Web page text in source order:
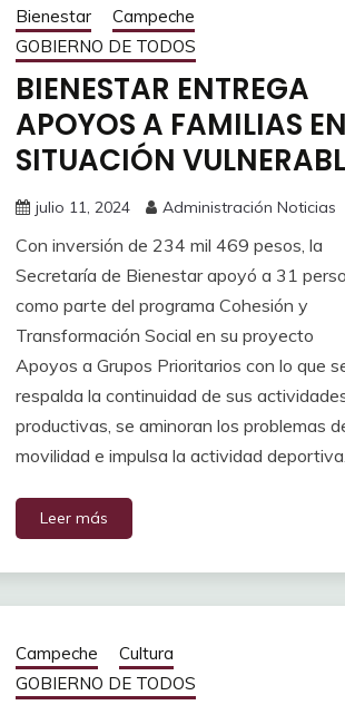
Bienestar
Campeche
GOBIERNO DE TODOS
BIENESTAR ENTREGA
APOYOS A FAMILIAS EN
SITUACIÓN
julio 11, 2024 Administración Noticias
Con inversión de 234 mil 469 pesos, la
Secretaría de Bienestar apoyó a 31
como parte del programa Cohesión y
Transformación Social en su proyecto
Apoyos a Grupos Prioritarios con lo que
respalda la continuidad de sus
productivas, se aminoran los problemas
movilidad e impulsa la actividad deportiva.
Leer más
Campeche
Cultura
GOBIERNO DE TODOS